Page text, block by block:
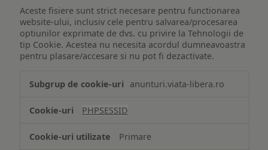
Aceste fisiere sunt strict necesare pentru functionarea
website-ului, inclusiv cele pentru salvarea/procesarea
optiunilor exprimate de dvs. cu privire la Tehnologii de
tip Cookie. Acestea nu necesita acordul dumneavoastra
pentru plasare/accesare si nu pot fi dezactivate.
de
Cookie
necesare
anunturi.viata-libera.ro
PHPSESSID
Primare